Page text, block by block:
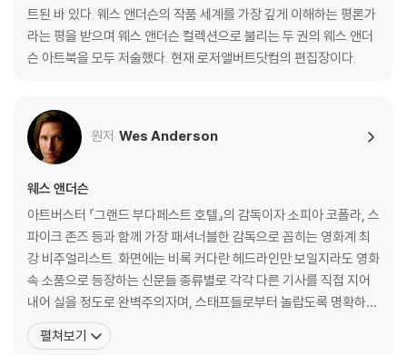
어제의 세계들 by 알리 아리칸
슈테판 츠바이크 : 발췌
완전히 다른 요소 : 로버트 D. 예먼 인터뷰
십자 펜 협회
옮긴이의 말
감사의 말
트된 바 있다. 웨스 앤더슨의 작품 세계를 가장 깊게 이해하는 평론가
라는 평을 받으며 웨스 앤더슨 컬렉션으로 불리는 두 권의 웨스 앤더
슨 아트북을 모두 저술했다. 현재 로저앨버트닷컴의 편집장이다.
원저 Wes Anderson
웨스 앤더슨
아트버스터 『그랜드 부다페스트 호텔』의 감독이자 소피아 코폴라, 스
파이크 존즈 등과 함께 가장 패셔너블한 감독으로 꼽히는 영화계 최
강 비주얼리스트. 화면에는 비록 커다란 헤드라인만 보일지라도 영화
속 소품으로 등장하는 신문들 종류별로 각각 다른 기사를 직접 지어
내어 실을 정도로 완벽주의자며, 스태프들로부터 놀랍도록 명확하고
세심한 디렉션을 주는 ‘엄청나게’ 꼼꼼한 사람이라는 평을 받는다. 20
12 남성 패션지 GQ가 선정한 베스트드레서 25인이기도 한 그는 촬
펼쳐보기